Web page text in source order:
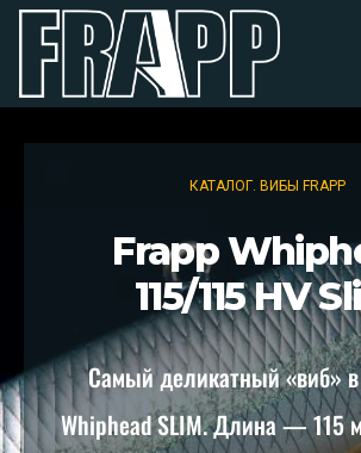
КАТАЛОГ. ВИБЫ FRAPP
Frapp
115/115 HV
Самый деликатный «виб»
Whiphead SLIM. Длина — 115